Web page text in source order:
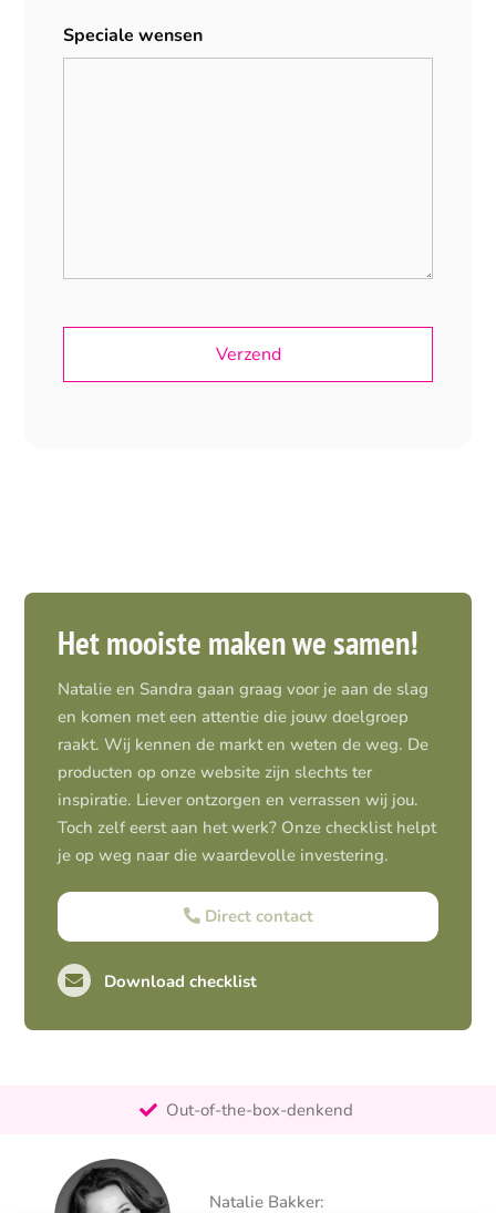
Speciale wensen
Het mooiste maken we samen!
Natalie en Sandra gaan graag voor je aan de slag
en komen met een attentie die jouw doelgroep
raakt. Wij kennen de markt en weten de weg. De
producten op onze website zijn slechts ter
inspiratie. Liever ontzorgen en verrassen wij jou.
Toch zelf eerst aan het werk? Onze checklist helpt
je op weg naar die waardevolle investering.
Direct contact
Download checklist
Out-of-the-box-denkend
Natalie Bakker: